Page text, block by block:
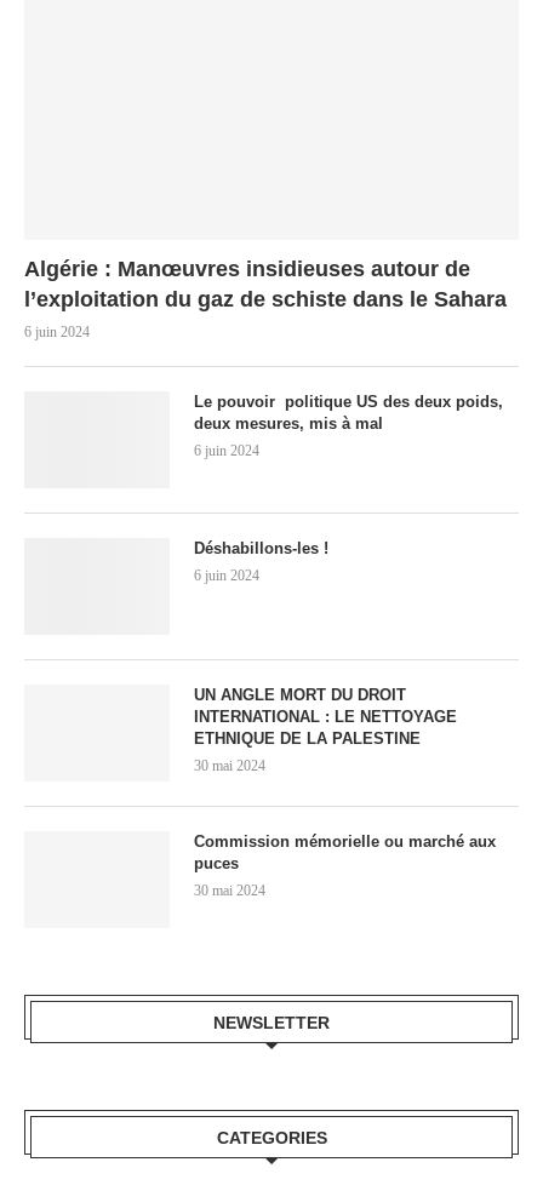
Algérie : Manœuvres insidieuses autour de
l’exploitation du gaz de schiste dans le Sahara
6 juin 2024
Le pouvoir politique US des deux poids,
deux mesures, mis à mal
6 juin 2024
Déshabillons-les !
6 juin 2024
UN ANGLE MORT DU DROIT
INTERNATIONAL : LE NETTOYAGE
ETHNIQUE DE LA PALESTINE
30 mai 2024
Commission mémorielle ou marché aux
puces
30 mai 2024
NEWSLETTER
CATEGORIES